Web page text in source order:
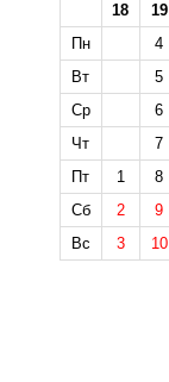
18 19
Пн
4
Вт
5
Ср
6
Чт
7
Пт
1 8
Сб
2 9
Вс
3 10